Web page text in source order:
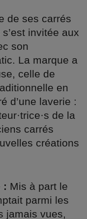
de ses carrés
invitée aux
son
La marque a
celle de
en
d’une laverie :
de la
carrés
créations
: Mis à part le
parmi les
jamais vues,